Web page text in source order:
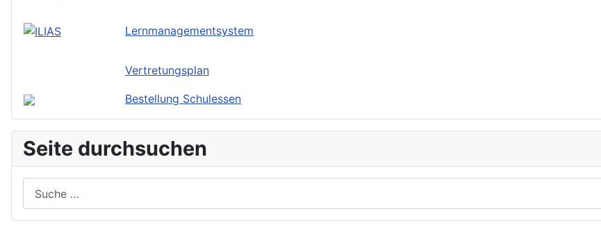
Lernmanagementsystem
Vertretungsplan
Bestellung Schulessen
Seite durchsuchen